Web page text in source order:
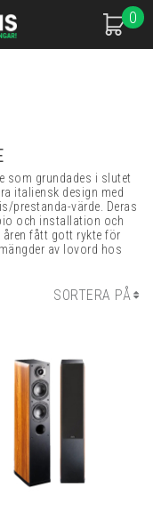
0
som grundades i slutet
italiensk design med
prestanda-värde. Deras
och installation och
fått gott rykte för
av lovord hos
SORTERA PÅ